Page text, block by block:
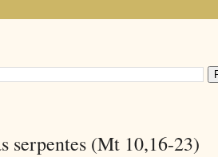
serpentes (Mt 10,16-23)